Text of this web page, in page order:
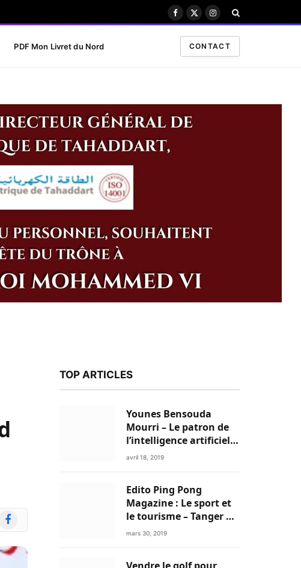
Facebook
X
Instagram
PDF Mon Livret du Nord CONTACT
Facebook
TOP ARTICLES
Younes Bensouda
Mourri – Le patron de
l’intelligence artificielle
est un Marocain
avril 18, 2019
Edito Ping Pong
Magazine : Le sport et
le tourisme – Tanger a
tout pour réussir!
mars 30, 2019